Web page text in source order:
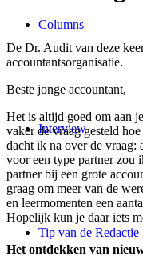
Columns
Interview
Tip van de Redactie
De Dr. Audit van deze
accountantsorganisatie.
Beste jonge accountant,
Het is altijd goed om aan
vaker de vraag gesteld
dacht ik na over de vraag:
voor een type partner
partner bij een grote
graag om meer van de
en leermomenten een
Hopelijk kun je daar iets
Het ontdekken van